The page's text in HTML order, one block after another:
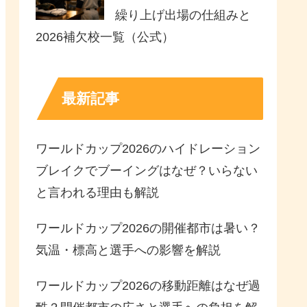
繰り上げ出場の仕組みと
2026補欠校一覧（公式）
最新記事
ワールドカップ2026のハイドレーション
ブレイクでブーイングはなぜ？いらない
と言われる理由も解説
ワールドカップ2026の開催都市は暑い？
気温・標高と選手への影響を解説
ワールドカップ2026の移動距離はなぜ過